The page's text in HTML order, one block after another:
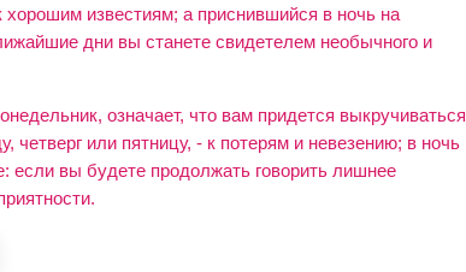
хорошим известиям; а приснившийся в ночь на
дни вы станете свидетелем необычного и
означает, что вам придется выкручиваться
четверг или пятницу, - к потерям и невезению; в ночь
если вы будете продолжать говорить лишнее